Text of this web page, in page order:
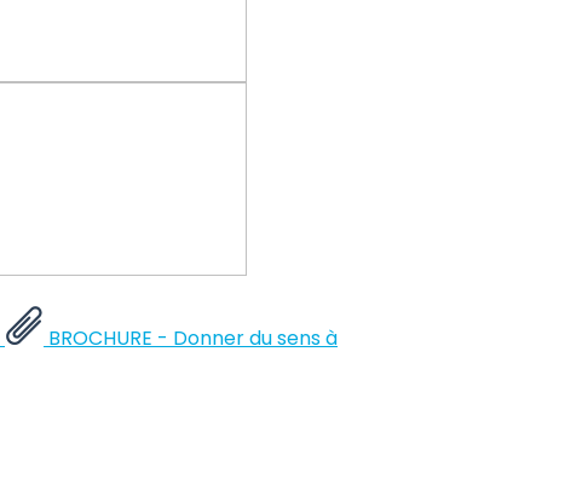
BROCHURE - Donner du sens à